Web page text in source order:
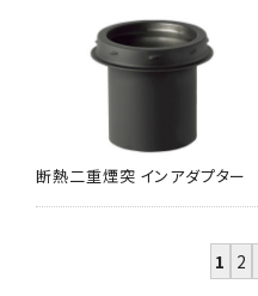
断熱二重煙突 インアダプター
1 2